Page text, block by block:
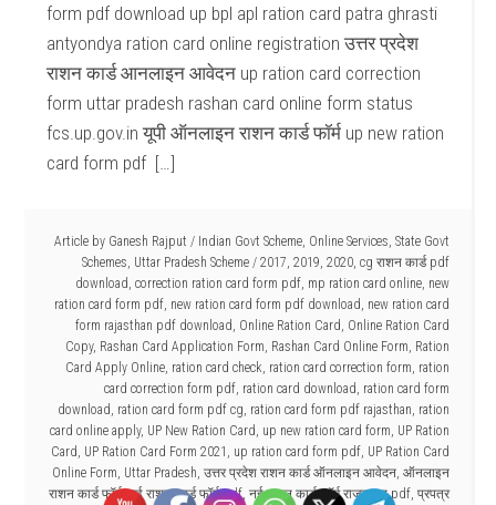
form pdf download up bpl apl ration card patra ghrasti
antyondya ration card online registration उत्तर प्रदेश
राशन कार्ड आनलाइन आवेदन up ration card correction
form uttar pradesh rashan card online form status
fcs.up.gov.in यूपी ऑनलाइन राशन कार्ड फॉर्म up new ration
card form pdf […]
Article by Ganesh Rajput / Indian Govt Scheme, Online Services, State Govt
Schemes, Uttar Pradesh Scheme / 2017, 2019, 2020, cg राशन कार्ड pdf
download, correction ration card form pdf, mp ration card online, new
ration card form pdf, new ration card form pdf download, new ration card
form rajasthan pdf download, Online Ration Card, Online Ration Card
Copy, Rashan Card Application Form, Rashan Card Online Form, Ration
Card Apply Online, ration card check, ration card correction form, ration
card correction form pdf, ration card download, ration card form
download, ration card form pdf cg, ration card form pdf rajasthan, ration
card online apply, UP New Ration Card, up new ration card form, UP Ration
Card, UP Ration Card Form 2021 , up ration card form pdf, UP Ration Card
Online Form, Uttar Pradesh, उत्तर प्रदेश राशन कार्ड ऑनलाइन आवेदन, ऑनलाइन
राशन कार्ड फॉर्म,नई राशन कार्ड फॉर्म pdf, नई राशन कार्ड फॉर्म राजस्थान pdf, प्रपत्र